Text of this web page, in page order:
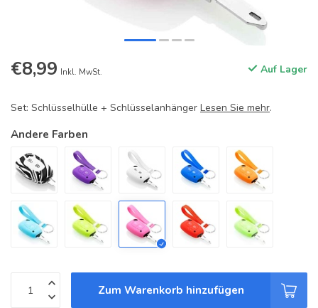
€8,99 Inkl. MwSt. Auf Lager
Set: Schlüsselhülle + Schlüsselanhänger Lesen Sie mehr.
Andere Farben
Zum Warenkorb hinzufügen